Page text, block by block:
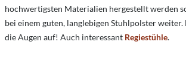
hochwertigsten Materialien hergestellt werden
bei einem guten, langlebigen Stuhlpolster
die Augen auf! Auch interessant Regiestühle.